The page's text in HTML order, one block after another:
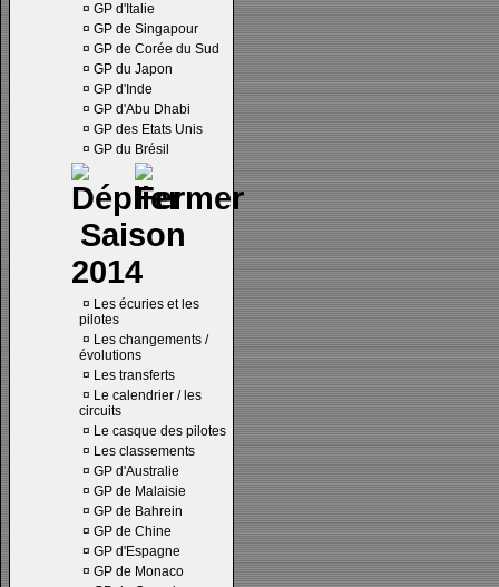
¤ GP d'Italie
¤ GP de Singapour
¤ GP de Corée du Sud
¤ GP du Japon
¤ GP d'Inde
¤ GP d'Abu Dhabi
¤ GP des Etats Unis
¤ GP du Brésil
Saison
2014
¤ Les écuries et les
pilotes
¤ Les changements /
évolutions
¤ Les transferts
¤ Le calendrier / les
circuits
¤ Le casque des pilotes
¤ Les classements
¤ GP d'Australie
¤ GP de Malaisie
¤ GP de Bahrein
¤ GP de Chine
¤ GP d'Espagne
¤ GP de Monaco